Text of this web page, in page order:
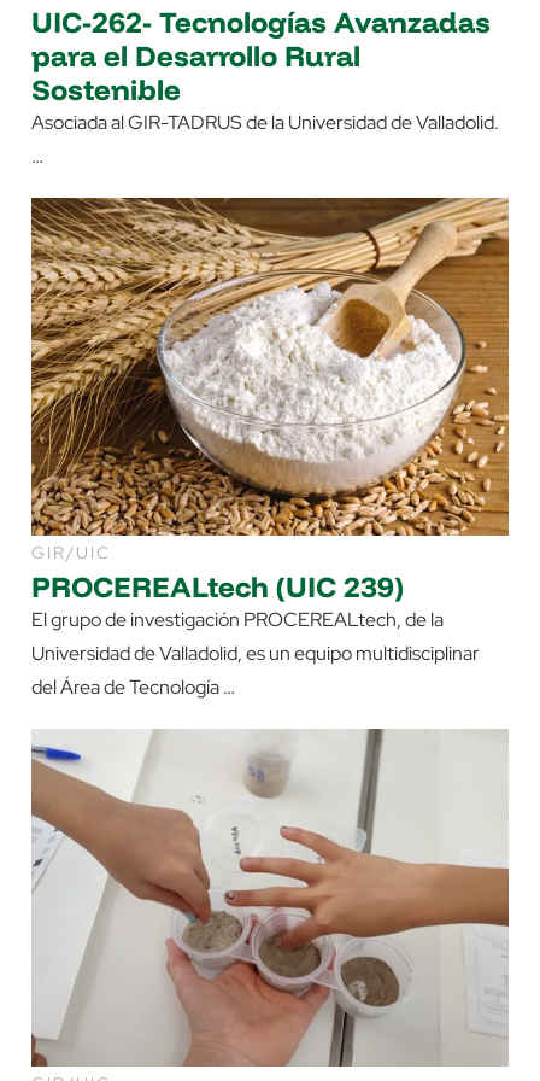
UIC-262- Tecnologías Avanzadas
para el Desarrollo Rural
Sostenible
Asociada al GIR-TADRUS de la Universidad de Valladolid.
…
GIR/UIC
PROCEREALtech (UIC 239)
El grupo de investigación PROCEREALtech, de la
Universidad de Valladolid, es un equipo multidisciplinar
del Área de Tecnología …